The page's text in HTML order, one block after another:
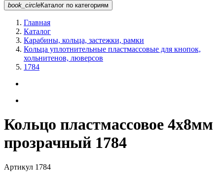
book_circleКаталог по категориям
Главная
Каталог
Карабины, кольца, застежки, рамки
Кольца уплотнительные пластмассовые для кнопок,
хольнитенов, люверсов
1784
Кольцо пластмассовое 4х8мм
прозрачный 1784
Артикул 1784